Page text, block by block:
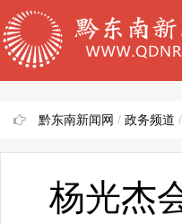
黔东南新闻网 / 政务频道 /
杨光杰